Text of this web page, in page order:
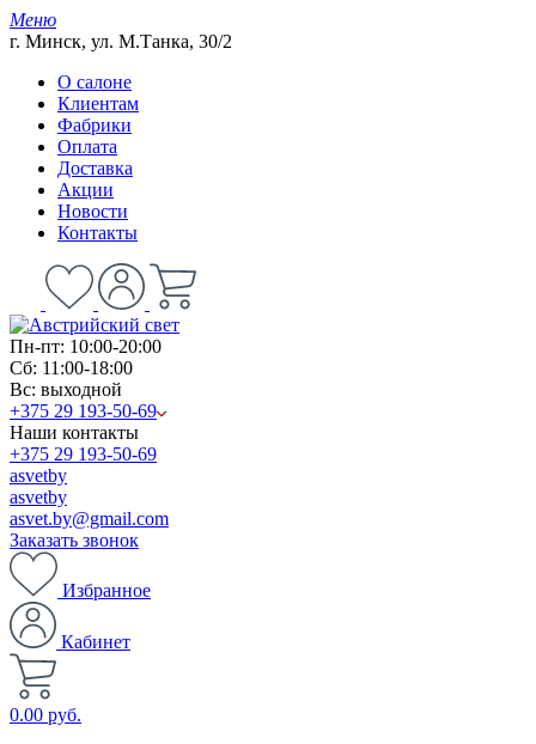
Меню
г. Минск, ул. М.Танка, 30/2
О салоне
Клиентам
Фабрики
Оплата
Доставка
Акции
Новости
Контакты
Пн-пт: 10:00-20:00
Сб: 11:00-18:00
Вс: выходной
+375 29 193-50-69
Наши контакты
+375 29 193-50-69
asvetby
asvetby
asvet.by@gmail.com
Заказать звонок
Избранное
Кабинет
0.00 руб.